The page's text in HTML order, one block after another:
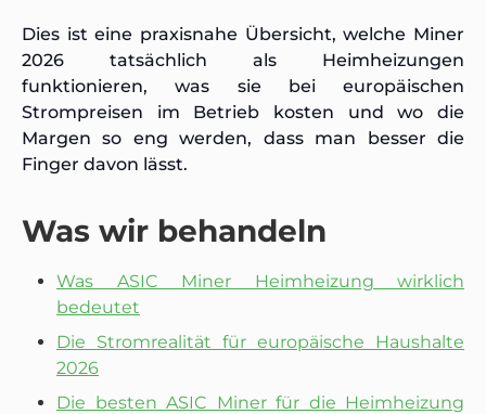
Dies ist eine praxisnahe Übersicht, welche Miner
2026 tatsächlich als Heimheizungen
funktionieren, was sie bei europäischen
Strompreisen im Betrieb kosten und wo die
Margen so eng werden, dass man besser die
Finger davon lässt.
Was wir behandeln
Was ASIC Miner Heimheizung wirklich
bedeutet
Die Stromrealität für europäische Haushalte
2026
Die besten ASIC Miner für die Heimheizung